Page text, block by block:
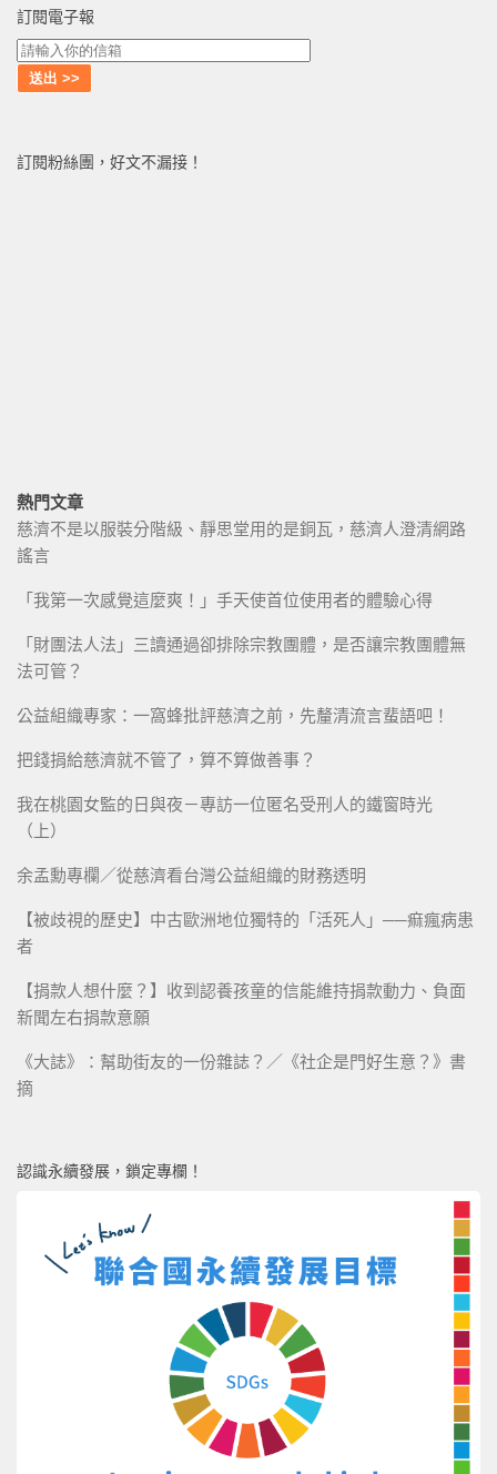
訂閱電子報
訂閱粉絲團，好文不漏接！
熱門文章
慈濟不是以服裝分階級、靜思堂用的是銅瓦，慈濟人澄清網路
謠言
「我第一次感覺這麼爽！」手天使首位使用者的體驗心得
「財團法人法」三讀通過卻排除宗教團體，是否讓宗教團體無
法可管？
公益組織專家：一窩蜂批評慈濟之前，先釐清流言蜚語吧！
把錢捐給慈濟就不管了，算不算做善事？
我在桃園女監的日與夜－專訪一位匿名受刑人的鐵窗時光
（上）
余孟勳專欄／從慈濟看台灣公益組織的財務透明
【被歧視的歷史】中古歐洲地位獨特的「活死人」──痲瘋病患
者
【捐款人想什麼？】收到認養孩童的信能維持捐款動力、負面
新聞左右捐款意願
《大誌》：幫助街友的一份雜誌？／《社企是門好生意？》書
摘
認識永續發展，鎖定專欄！